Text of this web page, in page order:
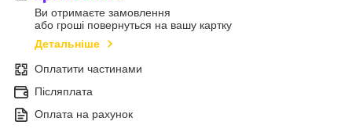
Ви отримаєте замовлення
або гроші повернуться на вашу картку
Детальніше
Оплатити частинами
Післяплата
Оплата на рахунок